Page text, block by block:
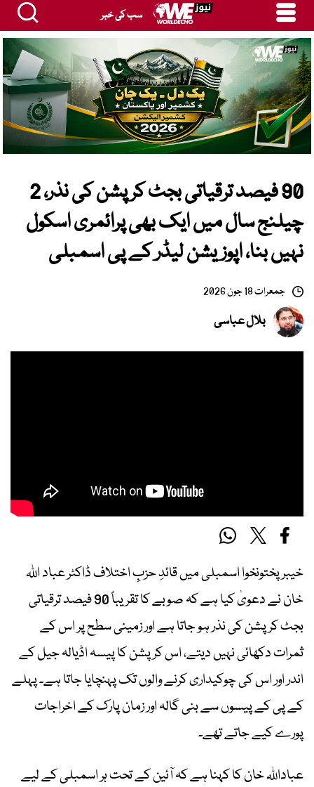
سب کی خبر
90 فیصد ترقیاتی بجٹ کرپشن کی نذر، 2
چیلنج سال میں ایک بھی پرائمری اسکول
نہیں بنا، اپوزیشن لیڈر کے پی اسمبلی
جمعرات 18 جون 2026
بلال عباسی
خیبر پختونخوا اسمبلی میں قائدِ حزبِ اختلاف ڈاکٹر عباد اللہ
خان نے دعویٰ کیا ہے کہ صوبے کا تقریباً 90 فیصد ترقیاتی
بجٹ کرپشن کی نذر ہو جاتا ہے اور زمینی سطح پر اس کے
ثمرات دکھائی نہیں دیتے، اس کرپشن کا پیسہ اڈیالہ جیل کے
اندر اور اس کی چوکیداری کرنے والوں تک پہنچایا جاتا ہے۔ پہلے
کے پی کے پیسوں سے بنی گالہ اور زمان پارک کے اخراجات
پورے کیے جاتے تھے۔
عباداللہ خان کا کہنا ہے کہ آئین کے تحت ہر اسمبلی کے لیے